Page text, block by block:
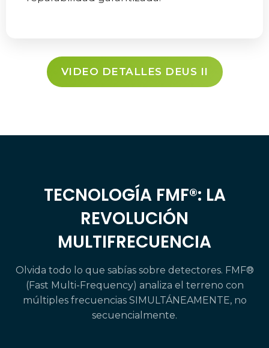
VIDEO DETALLES DEUS II
TECNOLOGÍA FMF®: LA
REVOLUCIÓN
MULTIFRECUENCIA
Olvida todo lo que sabías sobre detectores. FMF®
(Fast Multi-Frequency) analiza el terreno con
múltiples frecuencias SIMULTÁNEAMENTE, no
secuencialmente.